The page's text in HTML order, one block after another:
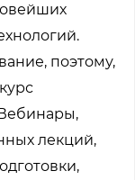
поэтому,
лекций,